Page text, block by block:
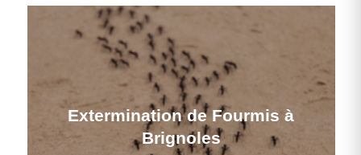
Extermination de Fourmis à
Brignoles